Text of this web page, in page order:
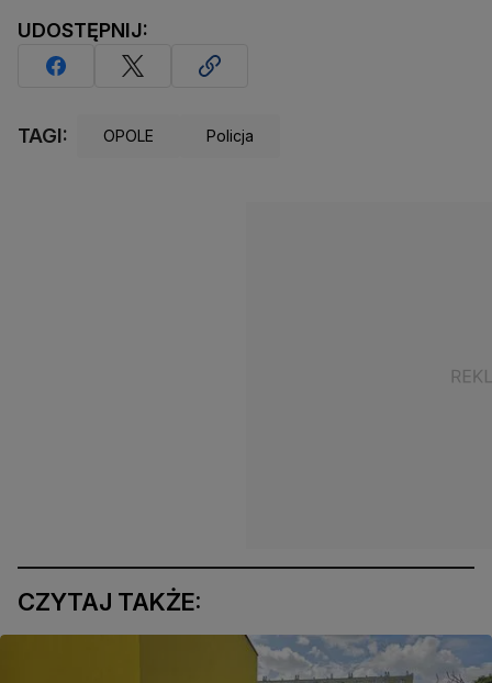
UDOSTĘPNIJ:
TAGI: OPOLE Policja
CZYTAJ TAKŻE: